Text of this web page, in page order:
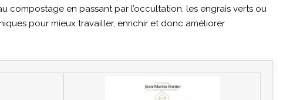
compostage en passant par l’occultation, les engrais verts ou
pour mieux travailler, enrichir et donc améliorer